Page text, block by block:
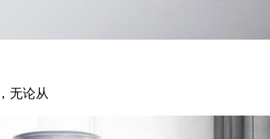
无论从